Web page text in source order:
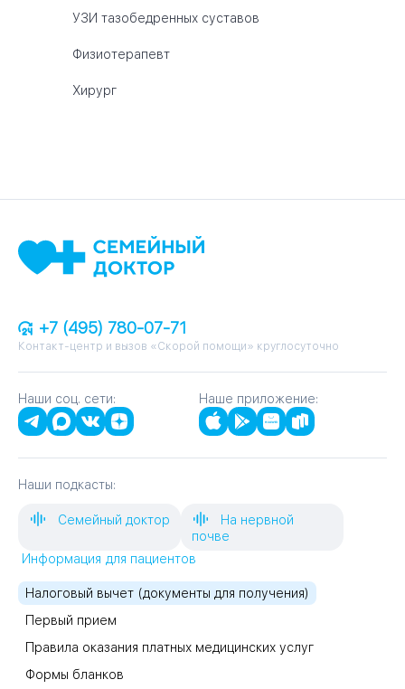
УЗИ тазобедренных суставов
Физиотерапевт
Хирург
+7 (495) 780-07-71
Контакт-центр и вызов «Скорой помощи» круглосуточно
Наши соц. сети: Наше приложение:
Наши подкасты:
Семейный доктор
На нервной
почве
Информация для пациентов
Налоговый вычет (документы для получения)
Первый прием
Правила оказания платных медицинских услуг
Формы бланков